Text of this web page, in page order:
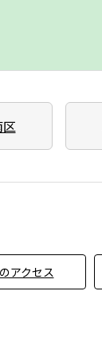
区
アクセス